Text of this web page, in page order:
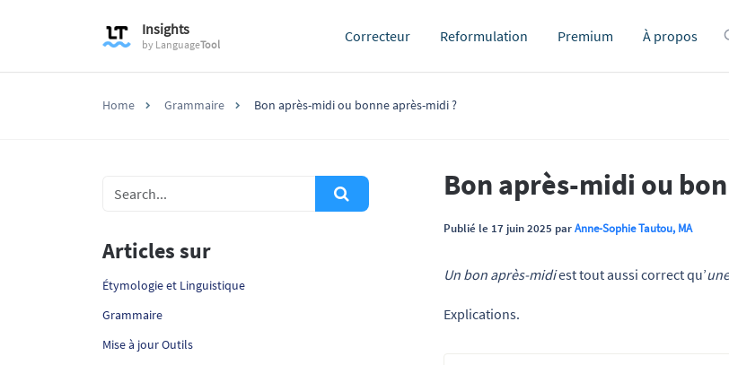
Insights
by LanguageTool Correcteur Reformulation Premium À propos
Home Grammaire Bon après-midi ou bonne après-midi ?
Bon après-midi ou
Publié le 17 juin 2025 parAnne-Sophie Tautou, MA
Un bon après-midiest tout aussi correct qu’
Explications.
Articles sur
Étymologie et Linguistique
Grammaire
Mise à jour Outils